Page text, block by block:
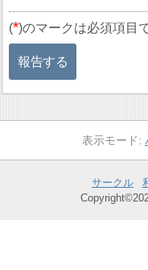
(*)のマークは必須項目
報告する
サークル